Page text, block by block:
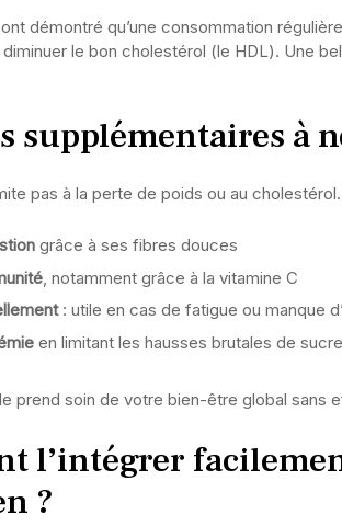
démontré qu’une consommation
le bon cholestérol (le HDL). Une
supplémentaires à
pas à la perte de poids ou au
grâce à ses fibres douces
, notamment grâce à la vitamine C
: utile en cas de fatigue ou manque
en limitant les hausses brutales de sucre
prend soin de votre bien-être global sans
l’intégrer
?